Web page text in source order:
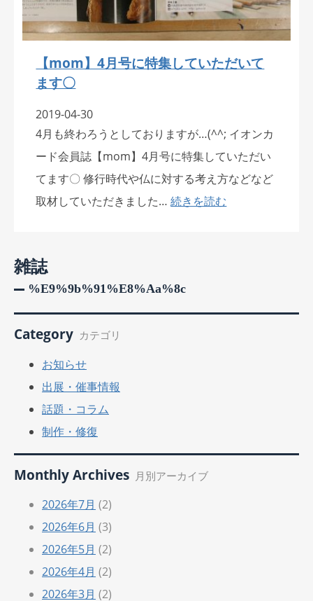
雑誌
%e9%9b%91%e8%aa%8c
Category カテゴリ
お知らせ
出展・催事情報
話題・コラム
制作・修復
Monthly Archives 月別アーカイブ
2026年7月 (2)
2026年6月 (3)
2026年5月 (2)
2026年4月 (2)
2026年3月 (2)
【mom】4月号に特集していただいて
ます〇
2019-04-30
4月も終わろうとしておりますが…(^^; イオンカ
ード会員誌【mom】4月号に特集していただい
てます〇 修行時代や仏に対する考え方などなど
取材していただきました…続きを読む